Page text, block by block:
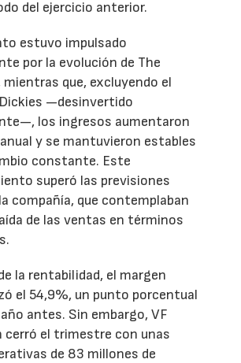
del ejercicio anterior.
estuvo impulsado
por la evolución de The
que, excluyendo el
—desinvertido
los ingresos aumentaron
y se mantuvieron estables
constante. Este
superó las previsiones
compañía, que contemplaban
de las ventas en términos
la rentabilidad, el margen
el 54,9%, un punto porcentual
antes. Sin embargo, VF
cerró el trimestre con unas
de 83 millones de